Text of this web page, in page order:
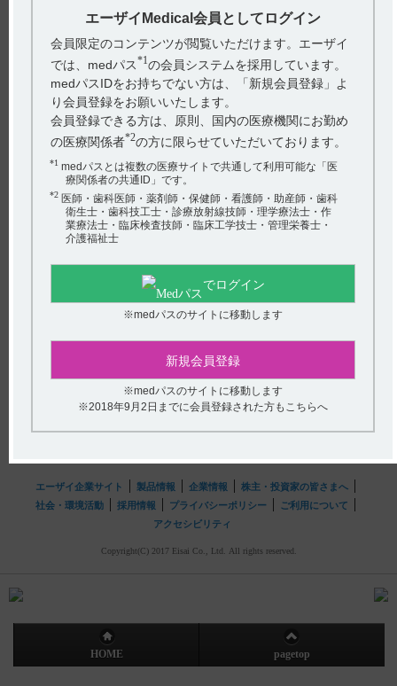
関連するQ&A
【ストロカイン】 薬物相互作用（併用禁忌・併用注意な
ど）について教えて下さい。
【ストロカイン】 「適用上の注意」に「長期連用投与は
ですか？
【ストロカイン】 妊婦、授乳婦への投与について教えて
ください。
【ストロカイン】 小児等への投与について教えてくださ
アンケート:ご意見をお聞かせください
送信する
エーザイMedical会員としてログイン
会員限定のコンテンツが閲覧いただけます。エーザイ
では、medパス*1の会員システムを採用しています。
medパスIDをお持ちでない方は、「新規会員登録」よ
り会員登録をお願いいたします。
会員登録できる方は、原則、国内の医療機関にお勤め
の医療関係者*2の方に限らせていただいております。
*1 medパスとは複数の医療サイトで共通して利用可能な「医
療関係者の共通ID」です。
*2 医師・歯科医師・薬剤師・保健師・看護師・助産師・歯科
衛生士・歯科技工士・診療放射線技師・理学療法士・作
業療法士・臨床検査技師・臨床工学技士・管理栄養士・
介護福祉士
でログイン
※medパスのサイトに移動します
新規会員登録
※medパスのサイトに移動します
※2018年9月2日までに会員登録された方もこちらへ
hhcホットライン
(平日9時〜18時 土日・祝日9時〜17時)
フリーダイヤル 0120-419-497
エーザイ企業サイト 製品情報 企業情報
株主・投資家の皆さまへ
社会・環境活動
採用情報 プライバシーポリシー
ご利用について
アクセシビリティ
Copyright(C) 2017 Eisai Co., Ltd. All rights reserved.
HOME pagetop